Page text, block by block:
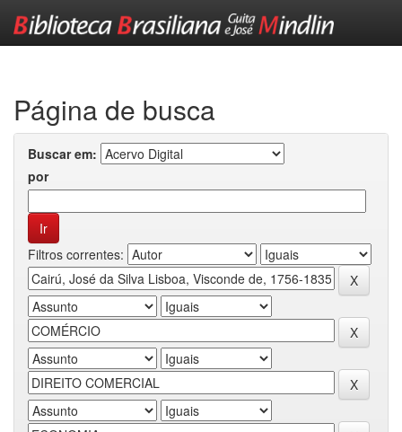
Página de busca
Buscar em:
por
Filtros correntes: